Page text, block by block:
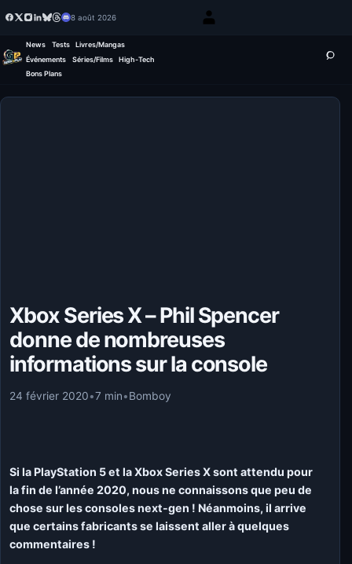
8 août 2026
News Tests
Livres/Mangas
Événements
Séries/Films
High-Tech
Bons Plans
Xbox Series X – Phil Spencer
donne de nombreuses
informations sur la console
24 février 2020•7 min•Bomboy
Si la PlayStation 5 et la Xbox Series X sont attendu pour
la fin de l’année 2020, nous ne connaissons que peu de
chose sur les consoles next-gen ! Néanmoins, il arrive
que certains fabricants se laissent aller à quelques
commentaires !